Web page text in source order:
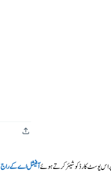
اس پوسٹ کارڈ کو شیئر کرتے ہوئےآفیشل اے کے راج 35